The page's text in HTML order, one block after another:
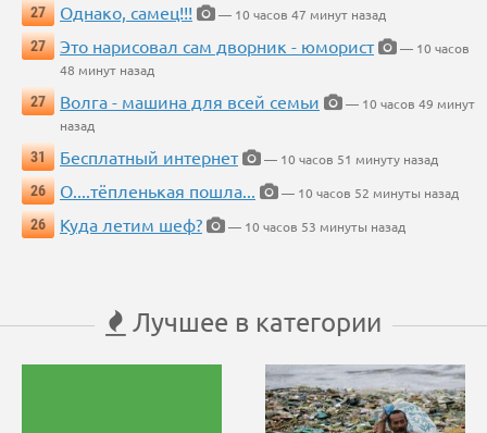
27
Однако, самец!!!
— 10 часов 47 минут назад
27
Это нарисовал сам дворник - юморист
— 10 часов
48 минут назад
27
Волга - машина для всей семьи
— 10 часов 49 минут
назад
31
Бесплатный интернет
— 10 часов 51 минуту назад
26
О....тёпленькая пошла...
— 10 часов 52 минуты назад
26
Куда летим шеф? — 10 часов 53 минуты назад
Лучшее в категории